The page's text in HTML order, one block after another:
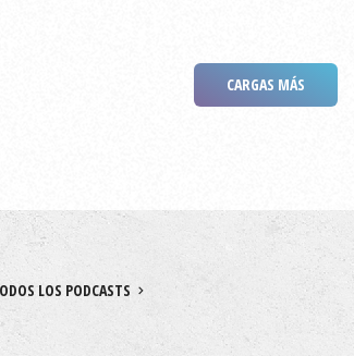
CARGAS MÁS
LOS PODCASTS